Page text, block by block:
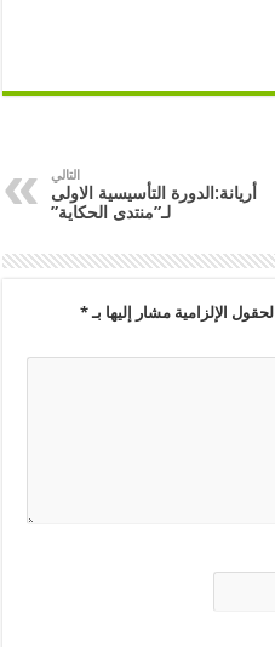
التالي
أريانة:الدورة التأسيسية الاولى
لـ”منتدى الحكاية”
الحقول الإلزامية مشار إليها بـ*